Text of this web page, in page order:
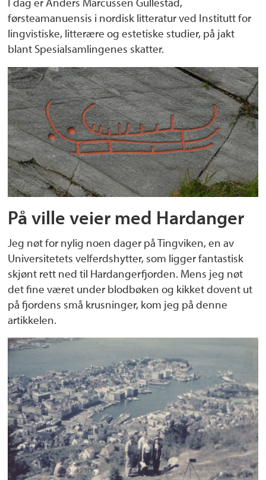
førsteamanuensis i nordisk litteratur ved Institutt for
lingvistiske, litterære og estetiske studier, på jakt
blant Spesialsamlingenes skatter.
På ville veier med Hardanger
Jeg nøt for nylig noen dager på Tingviken, en av
Universitetets velferdshytter, som ligger fantastisk
skjønt rett ned til Hardangerfjorden. Mens jeg nøt
det fine været under blodbøken og kikket dovent ut
på fjordens små krusninger, kom jeg på denne
artikkelen.